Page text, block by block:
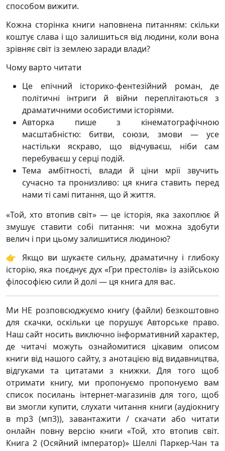
способом вижити.
Кожна сторінка книги наповнена питанням: скільки
коштує слава і що залишиться від людини, коли вона
зрівняє світ із землею заради влади?
Чому варто читати
Це епічний історико-фентезійний роман, де
політичні інтриги й війни переплітаються з
драматичними особистими історіями.
Авторка пише з кінематографічною
масштабністю: битви, союзи, змови — усе
настільки яскраво, що відчуваєш, ніби сам
перебуваєш у серці подій.
Тема амбітності, влади й ціни мрії звучить
сучасно та пронизливо: ця книга ставить перед
нами ті самі питання, що й життя.
«Той, хто втопив світ» — це історія, яка захоплює й
змушує ставити собі питання: чи можна здобути
велич і при цьому залишитися людиною?
👉 Якщо ви шукаєте сильну, драматичну і глибоку
історію, яка поєднує дух «Гри престолів» із азійською
філософією сили й долі — ця книга для вас.
Ми НЕ розповсюджуємо книгу (файли) безкоштовно
для скачки, оскільки це порушує Авторське право.
Наш сайт носить виключно інформативний характер,
де читачі можуть ознайомитися цікавим описом
книги від нашого сайту, з анотацією від видавництва,
відгуками та цитатами з книжки. Для того щоб
отримати книгу, ми пропонуємо пропонуємо вам
список посилань інтернет-магазинів для того, щоб
ви змогли купити, слухати читання книги (аудіокнигу
в mp3 (мп3)), завантажити / скачати або читати
онлайн повну версію книги «Той, хто втопив світ.
Книга 2 (Осяйний імператор)» Шеллі Паркер-Чан та